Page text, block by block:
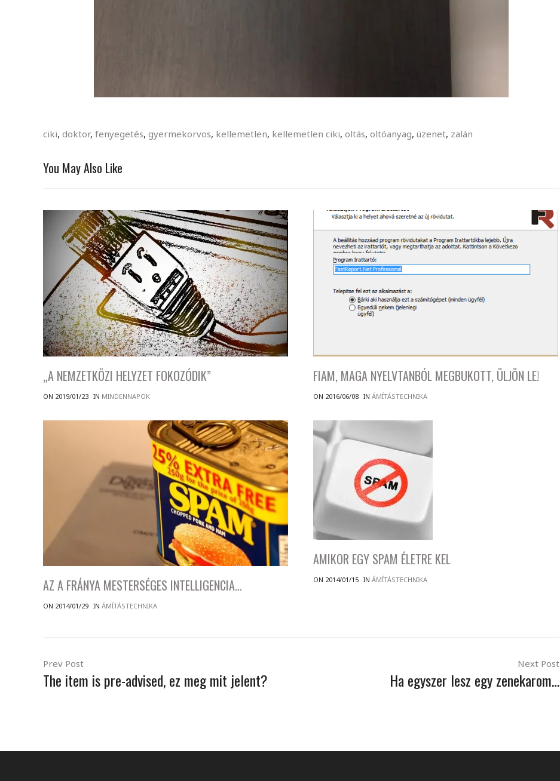
ciki, doktor, fenyegetés, gyermekorvos, kellemetlen, kellemetlen ciki, oltás, oltóanyag, üzenet, zalán
You May Also Like
„A NEMZETKÖZI HELYZET FOKOZÓDIK”
ON 2019/01/23 IN MINDENNAPOK
FIAM, MAGA NYELVTANBÓL MEGBUKOTT, ÜLJÖN LE!
ON 2016/06/08 INÁMÍTÁSTECHNIKA
AZ A FRÁNYA MESTERSÉGES INTELLIGENCIA…
ON 2014/01/29 IN ÁMÍTÁSTECHNIKA
AMIKOR EGY SPAM ÉLETRE KEL
ON 2014/01/15 INÁMÍTÁSTECHNIKA
Prev Post
The item is pre-advised, ez meg mit jelent?
Next Post
Ha egyszer lesz egy zenekarom…